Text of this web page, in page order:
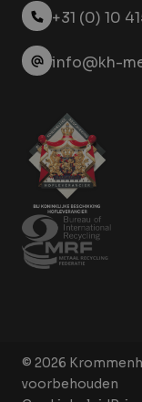
+31 (0) 10
info@kh-
© 2026
voorbehouden